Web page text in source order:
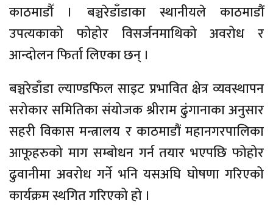
काठमाडौँ । बञ्चरेडाँडाका स्थानीयले काठमाडौं
उपत्यकाको फोहोर विसर्जनमाथिको अवरोध र
आन्दोलन फिर्ता लिएका छन् ।
बञ्चरेडाँडा ल्याण्डफिल साइट प्रभावित क्षेत्र व्यवस्थापन
सरोकार समितिका संयोजक श्रीराम ढुंगानाका अनुसार
सहरी विकास मन्त्रालय र काठमाडौं महानगरपालिका
आफूहरुको माग सम्बोधन गर्न तयार भएपछि फोहोर
ढुवानीमा अवरोध गर्ने भनि यसअघि घोषणा गरिएको
कार्यक्रम स्थगित गरिएको हो ।